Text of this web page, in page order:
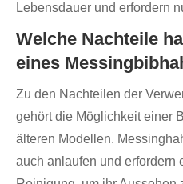
Lebensdauer und erfordern
Welche Nachteile
eines
Zu den Nachteilen der
gehört die Möglichkeit einer
älteren Modellen.
auch anlaufen und erfordern